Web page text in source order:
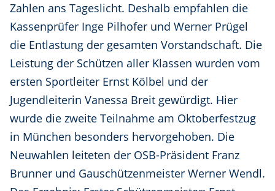
Zahlen ans Tageslicht. Deshalb empfahlen die
Kassenprüfer Inge Pilhofer und Werner Prügel
die Entlastung der gesamten Vorstandschaft. Die
Leistung der Schützen aller Klassen wurden vom
ersten Sportleiter Ernst Kölbel und der
Jugendleiterin Vanessa Breit gewürdigt. Hier
wurde die zweite Teilnahme am Oktoberfestzug
in München besonders hervorgehoben. Die
Neuwahlen leiteten der OSB-Präsident Franz
Brunner und Gauschützenmeister Werner Wendl.